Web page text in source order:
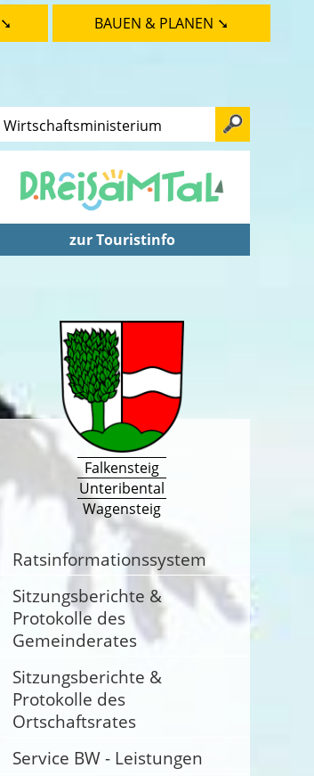
BAUEN & PLANEN ➘
zur Touristinfo
Falkensteig
Unteribental
Wagensteig
Ratsinformationssystem
Sitzungsberichte &
Protokolle des
Gemeinderates
Sitzungsberichte &
Protokolle des
Ortschaftsrates
Service BW - Leistungen